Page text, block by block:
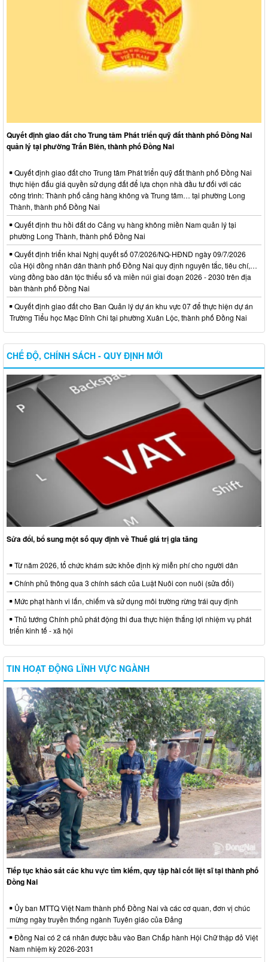
Quyết định giao đất cho Trung tâm Phát triển quỹ đất thành phố Đồng Nai
quản lý tại phường Trấn Biên, thành phố Đồng Nai
Quyết định giao đất cho Trung tâm Phát triển quỹ đất thành phố Đồng Nai
thực hiện đấu giá quyền sử dụng đất để lựa chọn nhà đầu tư đối với các
công trình: Thành phố cảng hàng không và Trung tâm… tại phường Long
Thành, thành phố Đồng Nai
Quyết định thu hồi đất do Cảng vụ hàng không miền Nam quản lý tại
phường Long Thành, thành phố Đồng Nai
Quyết định triển khai Nghị quyết số 07/2026/NQ-HĐND ngày 09/7/2026
của Hội đồng nhân dân thành phố Đồng Nai quy định nguyên tắc, tiêu chí,…
vùng đồng bào dân tộc thiểu số và miền núi giai đoạn 2026 - 2030 trên địa
bàn thành phố Đồng Nai
Quyết định giao đất cho Ban Quản lý dự án khu vực 07 để thực hiện dự án
Trường Tiểu học Mạc Đĩnh Chi tại phường Xuân Lộc, thành phố Đồng Nai
CHẾ ĐỘ, CHÍNH SÁCH - QUY ĐỊNH MỚI
Sửa đổi, bổ sung một số quy định về Thuế giá trị gia tăng
Từ năm 2026, tổ chức khám sức khỏe định kỳ miễn phí cho người dân
Chính phủ thông qua 3 chính sách của Luật Nuôi con nuôi (sửa đổi)
Mức phạt hành vi lấn, chiếm và sử dụng môi trường rừng trái quy định
Thủ tướng Chính phủ phát động thi đua thực hiện thắng lợi nhiệm vụ phát
triển kinh tế - xã hội
TIN HOẠT ĐỘNG LĨNH VỰC NGÀNH
Tiếp tục khảo sát các khu vực tìm kiếm, quy tập hài cốt liệt sĩ tại thành phố
Đồng Nai
Ủy ban MTTQ Việt Nam thành phố Đồng Nai và các cơ quan, đơn vị chúc
mừng ngày truyền thống ngành Tuyên giáo của Đảng
Đồng Nai có 2 cá nhân được bầu vào Ban Chấp hành Hội Chữ thập đỏ Việt
Nam nhiệm kỳ 2026-2031